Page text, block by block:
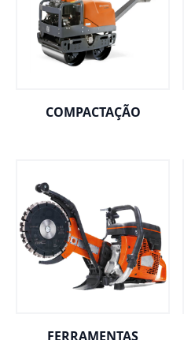
COMPACTAÇÃO
FERRAMENTAS